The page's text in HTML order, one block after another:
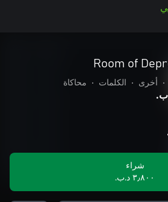
Room of
• أخرى • الكلمات • محاكاة
شراء
٣٫٨٠٠ د.ب.‏